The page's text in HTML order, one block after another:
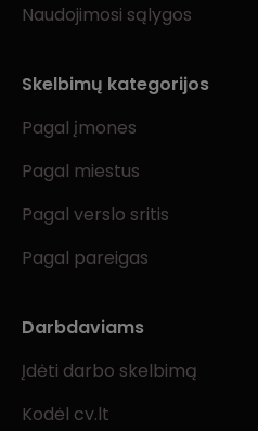
Naudojimosi sąlygos
Skelbimų kategorijos
Pagal įmones
Pagal miestus
Pagal verslo sritis
Pagal pareigas
Darbdaviams
Įdėti darbo skelbimą
Kodėl cv.lt